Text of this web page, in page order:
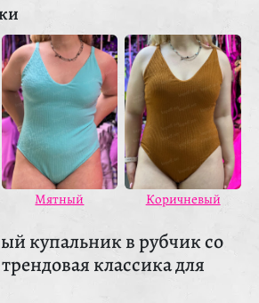
Мятный Коричневый
купальник в рубчик со
классика для